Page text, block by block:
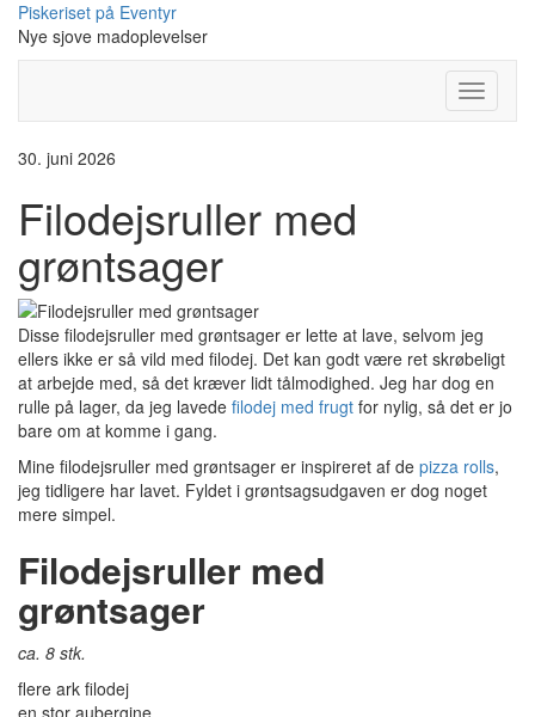
Skip
content
Piskeriset på Eventyr
Nye sjove madoplevelser
Toggle
30. juni 2026
Filodejsruller med
grøntsager
Disse filodejsruller med grøntsager er lette at lave, selvom jeg
ellers ikke er så vild med filodej. Det kan godt være ret skrøbeligt
at arbejde med, så det kræver lidt tålmodighed. Jeg har dog en
rulle på lager, da jeg lavede filodej med frugt for nylig, så det er jo
bare om at komme i gang.
Mine filodejsruller med grøntsager er inspireret af de pizza rolls,
jeg tidligere har lavet. Fyldet i grøntsagsudgaven er dog noget
mere simpel.
Filodejsruller med
grøntsager
ca. 8 stk.
flere ark filodej
en stor aubergine